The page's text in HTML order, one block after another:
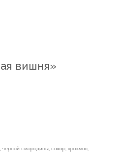
вишня»
смородины, сахар, крахмал,